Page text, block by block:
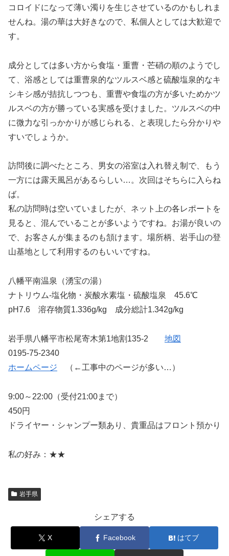
コロイドになって薄い濁りを生じさせているのかもしれま
せんね。湯の華は大好きなので、私個人としては大歓迎で
す。
成分としては多い方から食塩・重曹・芒硝の順のようでし
て、浴感としては重曹泉的なツルスベ感と硫酸塩泉的なキ
シキシ感が拮抗しつつも、重曹や食塩の方が多いためかツ
ルスベの方が勝っている実感を受けました。ツルスベの中
に微力な引っかかりが感じられる、と表現したら分かりや
すいでしょうか。
訪問後に調べたところ、男女の浴室は入れ替え制で、もう
一方には露天風呂があるらしい…。次回はそちらに入らね
ば。
私の訪問時は空いていましたが、ネット上の各レポートを
見ると、混んでいることが多いようですね。お湯が良いの
で、お客さんが集まるのも頷けます。場所柄、岩手山の登
山基地として利用するのもいいですね。
八幡平南温泉（湧宝の湯）
ナトリウム-塩化物・炭酸水素塩・硫酸塩泉 45.6℃
pH7.6 溶存物質1.336g/kg 成分総計1.342g/kg
岩手県八幡平市松尾寄木第1地割135-2 地図
0195-75-2340
ホームページ （←工事中のページが多い…）
9:00～22:00（受付21:00まで）
450円
ドライヤー・シャンプー類あり、貴重品はフロント預かり
私の好み：★★
岩手県
シェアする
X Facebook はてブ